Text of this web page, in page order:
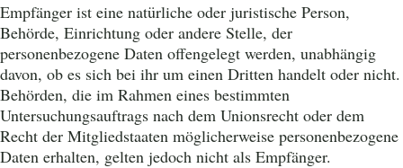
Empfänger ist eine natürliche oder juristische Person,
Behörde, Einrichtung oder andere Stelle, der
personenbezogene Daten offengelegt werden, unabhängig
davon, ob es sich bei ihr um einen Dritten handelt oder nicht.
Behörden, die im Rahmen eines bestimmten
Untersuchungsauftrags nach dem Unionsrecht oder dem
Recht der Mitgliedstaaten möglicherweise personenbezogene
Daten erhalten, gelten jedoch nicht als Empfänger.